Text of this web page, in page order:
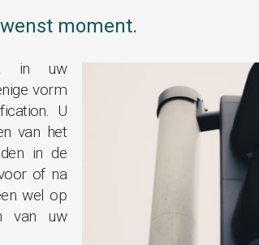
moment.
in uw
vorm
U
van het
in de
of na
wel op
van uw